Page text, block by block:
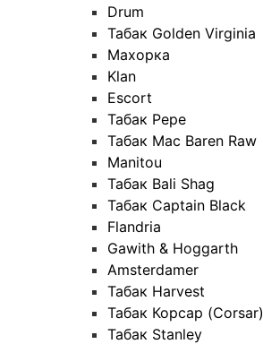
Drum
Табак Golden Virginia
Махорка
Klan
Escort
Табак Pepe
Табак Mac Baren Raw
Manitou
Табак Bali Shag
Табак Captain Black
Flandria
Gawith & Hoggarth
Amsterdamer
Табак Harvest
Табак Корсар (Corsar)
Табак Stanley